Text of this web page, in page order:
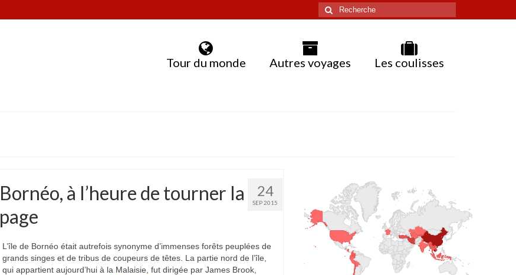
Rechercher
:
Tour du monde Autres voyages Les coulisses
24
SEP 2015
Bornéo, à l’heure de tourner la
page
L’île de Bornéo était autrefois synonyme d’immenses forêts peuplées de
grands singes et de tribus de coupeurs de têtes. La partie nord de l’île,
qui appartient aujourd’hui à la Malaisie, fut dirigée par James Brook,